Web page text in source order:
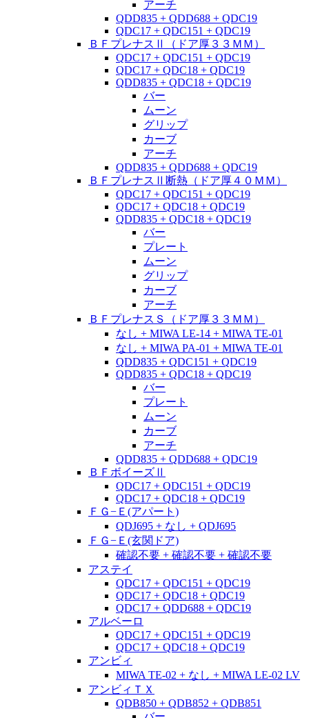
アーチ
QDD835 + QDD688 + QDC19
QDC17 + QDC151 + QDC19
ＢＦプレナスⅡ（ドア厚３３ＭＭ）
QDC17 + QDC151 + QDC19
QDC17 + QDC18 + QDC19
QDD835 + QDC18 + QDC19
バー
ムーン
グリップ
カーブ
アーチ
QDD835 + QDD688 + QDC19
ＢＦプレナスⅡ断熱（ドア厚４０ＭＭ）
QDC17 + QDC151 + QDC19
QDC17 + QDC18 + QDC19
QDD835 + QDC18 + QDC19
バー
プレート
ムーン
グリップ
カーブ
アーチ
ＢＦプレナスＳ（ドア厚３３ＭＭ）
なし + MIWA LE-14 + MIWA TE-01
なし + MIWA PA-01 + MIWA TE-01
QDD835 + QDC151 + QDC19
QDD835 + QDC18 + QDC19
バー
プレート
ムーン
カーブ
アーチ
QDD835 + QDD688 + QDC19
ＢＦボイーズⅡ
QDC17 + QDC151 + QDC19
QDC17 + QDC18 + QDC19
ＦＧ−Ｅ(アパート)
QDJ695 + なし + QDJ695
ＦＧ−Ｅ(玄関ドア)
確認不要 + 確認不要 + 確認不要
アステイ
QDC17 + QDC151 + QDC19
QDC17 + QDC18 + QDC19
QDC17 + QDD688 + QDC19
アルベーロ
QDC17 + QDC151 + QDC19
QDC17 + QDC18 + QDC19
アンビィ
MIWA TE-02 + なし + MIWA LE-02 LV
アンビィＴＸ
QDB850 + QDB852 + QDB851